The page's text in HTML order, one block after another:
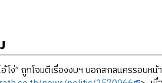
อ้โง่” ถูกโจมตีเรื่องงบฯ บอกสกลนครรอบห